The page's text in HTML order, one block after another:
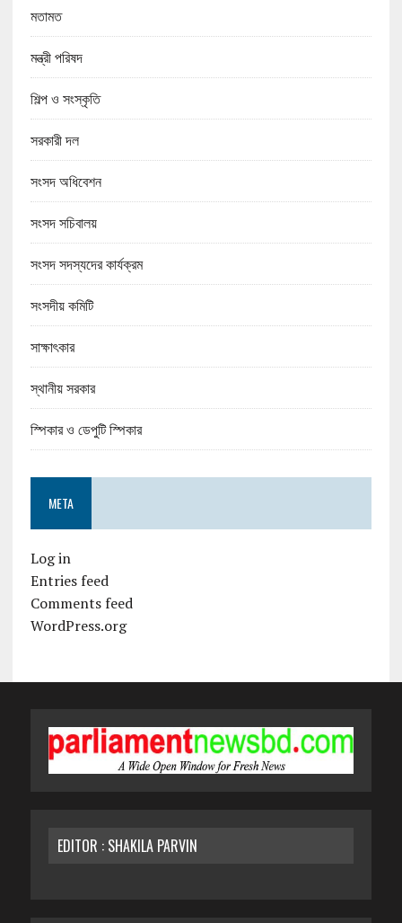
মতামত
মন্ত্রী পরিষদ
শিল্প ও সংস্কৃতি
সরকারী দল
সংসদ অধিবেশন
সংসদ সচিবালয়
সংসদ সদস্যদের কার্যক্রম
সংসদীয় কমিটি
সাক্ষাৎকার
স্থানীয় সরকার
স্পিকার ও ডেপুটি স্পিকার
META
Log in
Entries feed
Comments feed
WordPress.org
EDITOR : SHAKILA PARVIN